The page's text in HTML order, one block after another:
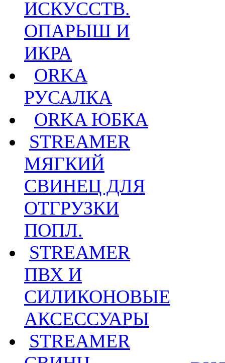
ИСКУССТВ.
ОПАРЫШ И
ИКРА
ORKA
РУСАЛКА
ORKA ЮБКА
STREAMER
МЯГКИЙ
СВИНЕЦ ДЛЯ
ОТГРУЗКИ
ПОПЛ.
STREAMER
ПВХ И
СИЛИКОНОВЫЕ
АКСЕССУАРЫ
STREAMER